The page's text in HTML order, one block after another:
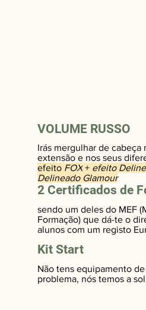
VOLUME RUSSO
Irás mergulhar de cabeça
extensão e nos seus
efeito FOX+ efeito
Delineado Glamour
2 Certificados de
sendo um deles do MEF
Formação) que dá-te o
alunos com um registo
Kit Start
Não tens equipamento
problema, nós temos a